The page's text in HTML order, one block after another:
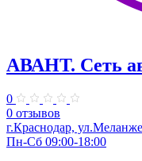
АВАНТ. ​Сеть
0
0 отзывов
​г.Краснодар,
Пн-Сб 09:00-18:00